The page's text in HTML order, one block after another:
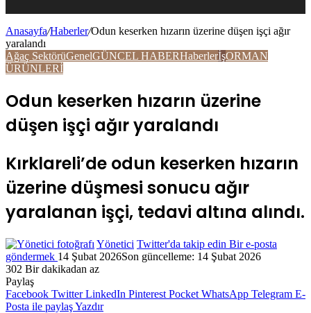
Anasayfa/Haberler/Odun keserken hızarın üzerine düşen işçi ağır
yaralandı
Ağaç SektörüGenelGÜNCEL HABERHaberlerİşORMAN
ÜRÜNLERİ
Odun keserken hızarın üzerine
düşen işçi ağır yaralandı
Kırklareli’de odun keserken hızarın
üzerine düşmesi sonucu ağır
yaralanan işçi, tedavi altına alındı.
Yönetici Twitter'da takip edin Bir e-posta
göndermek 14 Şubat 2026Son güncelleme: 14 Şubat 2026
302 Bir dakikadan az
Paylaş
Facebook Twitter LinkedIn Pinterest Pocket WhatsApp Telegram E-
Posta ile paylaşYazdır